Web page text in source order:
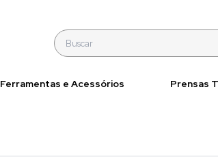
Ferramentas e Acessórios Prensas